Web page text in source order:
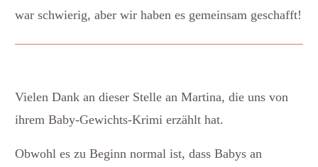
war schwierig, aber wir haben es gemeinsam geschafft!
Vielen Dank an dieser Stelle an Martina, die uns von
ihrem Baby-Gewichts-Krimi erzählt hat.
Obwohl es zu Beginn normal ist, dass Babys an